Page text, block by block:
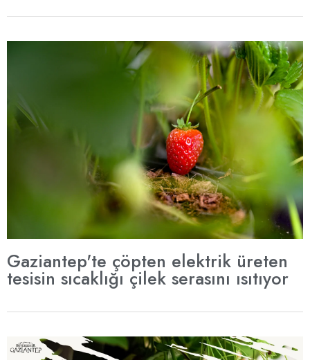
Gaziantep'te çöpten elektrik üreten
tesisin sıcaklığı çilek serasını ısıtıyor